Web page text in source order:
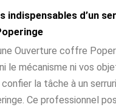
indispensables d’un
Ouverture coffre
le mécanisme ni vos
la tâche à un
Ce professionnel